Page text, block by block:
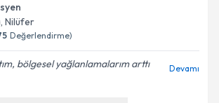
, Nilüfer
Değerlendirme)
bölgesel yağlanlamalarım arttı
Devamı